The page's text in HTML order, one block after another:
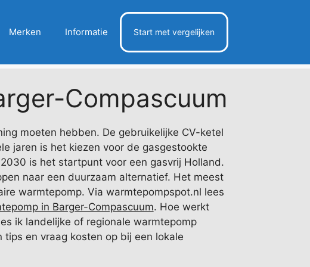
Merken Informatie Start met vergelijken
Compascuum
moeten hebben. De gebruikelijke CV-ketel
jaren is het kiezen voor de gasgestookte
is het startpunt voor een gasvrij Holland.
naar een duurzaam alternatief. Het meest
warmtepomp. Via warmtepompspot.nl lees
in Barger-Compascuum. Hoe werkt
ik landelijke of regionale warmtepomp
en vraag kosten op bij een lokale